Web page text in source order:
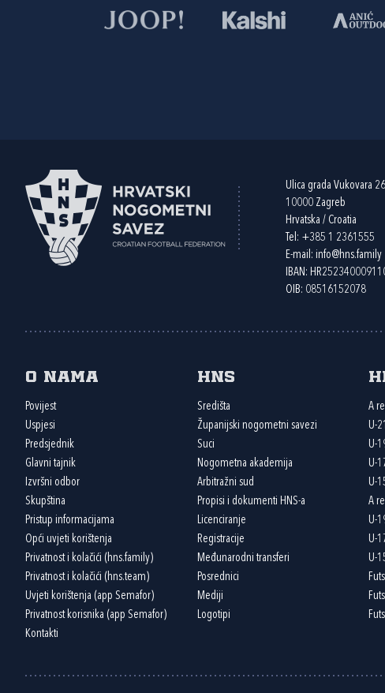
Ulica grada Vukovara
10000 Zagreb
Hrvatska / Croatia
Tel: +385 1 2361555
E-mail: info@hns.family
IBAN:
OIB: 08516152078
O nama
Povijest
Uspjesi
Predsjednik
Glavni tajnik
Izvršni odbor
Skupština
Pristup informacijama
Opći uvjeti korištenja
Privatnost i kolačići (hns.family)
Privatnost i kolačići (hns.team)
Uvjeti korištenja (app Semafor)
Privatnost korisnika (app Semafor)
Kontakti
HNS
Središta
Županijski nogometni savezi
Suci
Nogometna akademija
Arbitražni sud
Propisi i dokumenti HNS-a
Licenciranje
Registracije
Međunarodni transferi
Posrednici
Mediji
Logotipi
A
U-21
U-
U-
U-
A
U-
U-
U-